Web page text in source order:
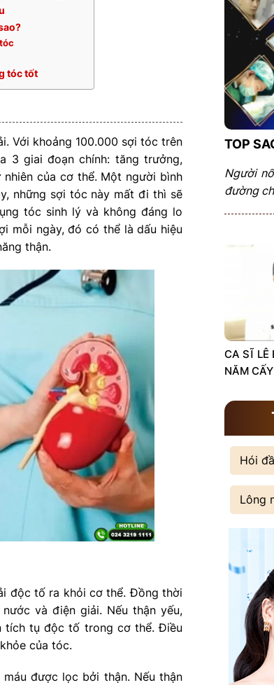
tóc tốt
Với khoảng 100.000 sợi tóc trên
3 giai đoạn chính: tăng trưởng,
của cơ thể. Một người bình
những sợi tóc này mất đi thì sẽ
tóc sinh lý và không đáng lo
mỗi ngày, đó có thể là dấu hiệu
thận.
độc tố ra khỏi cơ thể. Đồng thời
và điện giải. Nếu thận yếu,
tích tụ độc tố trong cơ thể. Điều
của tóc.
được lọc bởi thận. Nếu thận
TOP
Người
đường
CA SĨ LÊ
NĂM
Hói
Lông